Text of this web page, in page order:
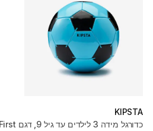
KIPSTA
כדורגל מידה 3 לילדים עד גיל 9, דגם First